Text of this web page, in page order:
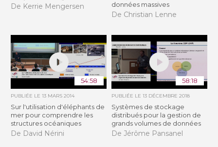
De Kerrie Mengersen
données massives
De Christian Lenne
54:58
PUBLIÉE LE13 MARS 2014
Sur l'utilisation d'éléphants de
mer pour comprendre les
structures océaniques
De David Nérini
58:18
PUBLIÉE LE 13 DÉCEMBRE 2018
Systèmes de stockage
distribués pour la gestion de
grands volumes de données
De Jérôme Pansanel